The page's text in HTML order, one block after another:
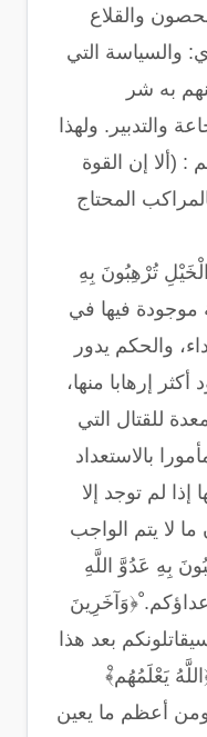
والقلاع
والسياسة التي
به شر
والتدبير‏.‏ ولهذا
‏:‏ (‏ألا إن القوة
المحتاج
تُرْهِبُونَ بِهِ
موجودة فيها في
والحكم يدور
إرهابا منها،
للقتال التي
بالاستعداد
إذا لم توجد إلا
لا يتم الواجب
بِهِ عَدُوَّ اللَّهِ
ْ‏﴿‏وَآخَرِينَ
بعد هذا
يَعْلَمُهُم‏﴾‏ْ
أعظم ما يعين